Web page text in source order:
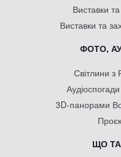
Виставки
Виставки та
ФОТО,
Світлини з
3D-панорами
ЩО